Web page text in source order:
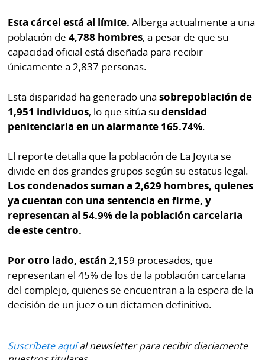
Esta cárcel está al límite. Alberga actualmente a una
población de4,788 hombres, a pesar de que su
capacidad oficial está diseñada para recibir
únicamente a 2,837 personas.
Esta disparidad ha generado unasobrepoblación de
1,951 individuos, lo que sitúa sudensidad
penitenciaria en un alarmante 165.74%.
El reporte detalla que la población de La Joyita se
divide en dos grandes grupos según su estatus legal.
Los condenados suman a 2,629 hombres, quienes
ya cuentan con una sentencia en firme, y
representan al 54.9% de la población carcelaria
de este centro.
Por otro lado, están2,159 procesados, que
representan el 45% de los de la población carcelaria
del complejo, quienes se encuentran a la espera de la
decisión de un juez o un dictamen definitivo.
Suscríbete aquíal newsletter para recibir diariamente